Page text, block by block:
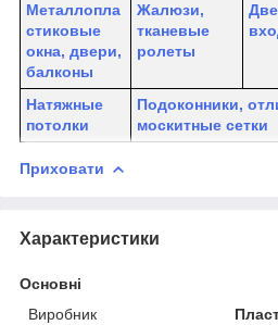
Металлопла
стиковые
окна, двери,
балконы
Жалюзи,
тканевые
ролеты
Натяжные
потолки
Подоконники,
москитные сетки
Приховати
Характеристики
Основні
Виробник